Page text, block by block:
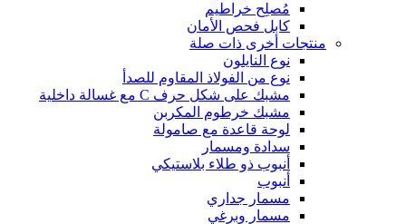
مُصلِح خراطيم
كابل فحص الأمان
منتجات أخرى ذات صلة
نوع النايلون
نوع من الفولاذ المقاوم للصدأ
مشبك على شكل حرف C مع غسالة داخلية
مشبك خرطوم المكربن
لوحة قاعدة مع صامولة
سدادة ومسمار
أنبوب ذو طلاء بلاستيكي
أنبوب
مسمار جداري
مسمار وبرغي